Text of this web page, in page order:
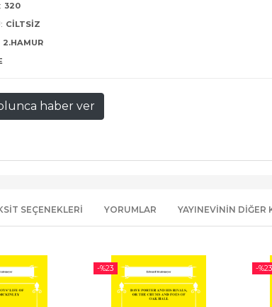
320
CILTSIZ
2.HAMUR
haber ver
SEÇENEKLERI YORUMLAR YAYINEVININ DIĞER
-%23 -%23